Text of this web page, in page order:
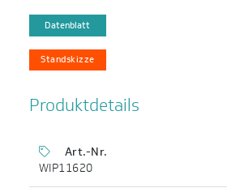
Datenblatt
Standskizze
Produktdetails
Art.-Nr.
WIP11620